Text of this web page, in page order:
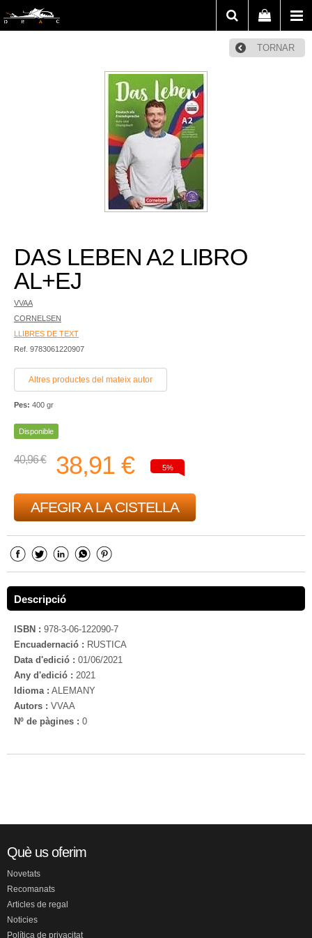
TORNAR
DAS LEBEN A2 LIBRO
AL+EJ
VVAA
CORNELSEN
LLIBRES DE TEXT
Ref. 9783061220907
Altres productes del mateix autor
Pes: 400 gr
Disponible
40,96 € 38,91 € 5%
AFEGIR A LA CISTELLA
Descripció
ISBN : 978-3-06-122090-7
Encuadernació : RUSTICA
Data d'edició : 01/06/2021
Any d'edició : 2021
Idioma : ALEMANY
Autors : VVAA
Nº de pàgines : 0
Què us oferim
Novetats
Recomanats
Articles de regal
Noticies
Política de privacitat